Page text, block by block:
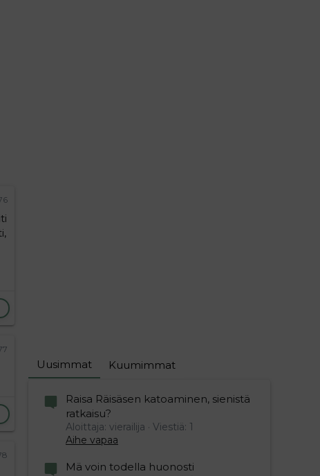
Uusimmat Kuumimmat
Raisa Räisäsen katoaminen, sienistä
ratkaisu?
Aloittaja: vierailija
Viestiä: 1
Aihe vapaa
Mä voin todella huonosti